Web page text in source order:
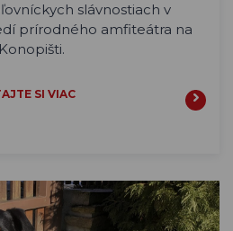
slávnostiach v
prírodného amfiteátra na
Konopišti.
SI VIAC